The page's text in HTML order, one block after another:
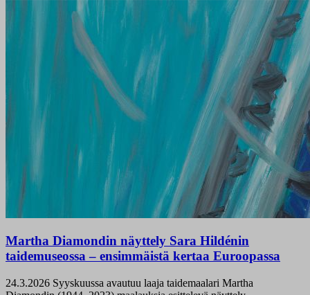
Martha Diamondin näyttely Sara Hildénin
taidemuseossa – ensimmäistä kertaa Euroopassa
24.3.2026 Syyskuussa avautuu laaja taidemaalari Martha